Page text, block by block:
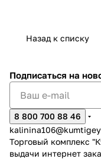
Назад к списку
Подписаться на
8 800 700 88 46
Торговый комплекс
выдачи интернет